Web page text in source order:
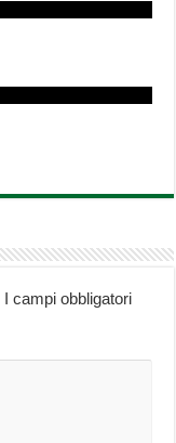
I campi obbligatori